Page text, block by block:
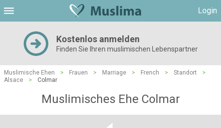
Login
Kostenlos anmelden
Finden Sie Ihren muslimischen Lebenspartner
Muslimische Ehen > Frauen > Marriage > French > Standort
>
Alsace
> Colmar
Muslimisches Ehe Colmar